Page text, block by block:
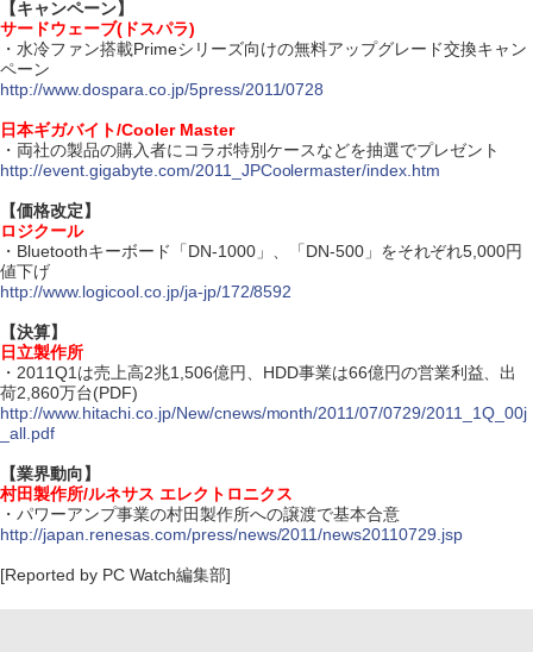
【キャンペーン】
サードウェーブ(ドスパラ)
・水冷ファン搭載Primeシリーズ向けの無料アップグレード交換キャン
ペーン
http://www.dospara.co.jp/5press/2011/0728
日本ギガバイト/Cooler Master
・両社の製品の購入者にコラボ特別ケースなどを抽選でプレゼント
http://event.gigabyte.com/2011_JPCoolermaster/index.htm
【価格改定】
ロジクール
・Bluetoothキーボード「DN-1000」、「DN-500」をそれぞれ5,000円
値下げ
http://www.logicool.co.jp/ja-jp/172/8592
【決算】
日立製作所
・2011Q1は売上高2兆1,506億円、HDD事業は66億円の営業利益、出
荷2,860万台(PDF)
http://www.hitachi.co.jp/New/cnews/month/2011/07/0729/2011_1Q_00j
_all.pdf
【業界動向】
村田製作所/ルネサス エレクトロニクス
・パワーアンプ事業の村田製作所への譲渡で基本合意
http://japan.renesas.com/press/news/2011/news20110729.jsp
[Reported by PC Watch編集部]